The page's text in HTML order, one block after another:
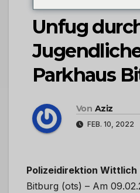
Unfug
Parkhaus
Von Aziz
FEB. 10, 2022
Polizeidirektion Wittlich
Bitburg (ots) – Am